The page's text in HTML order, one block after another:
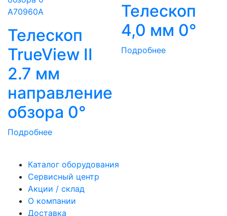
A70960A
Телескоп
TrueView II
2.7 мм
направление
обзора 0°
Подробнее
Телескоп
4,0 мм 0°
Подробнее
Каталог оборудования
Сервисный центр
Акции / склад
О компании
Доставка